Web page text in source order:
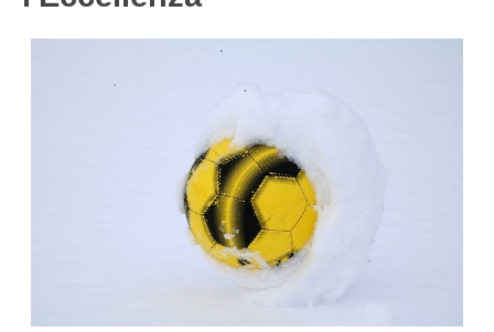
ASTI
VERBANO-CUSIO-OSSOIA
Carica la tua Rosa
SCUOLA CALCIO